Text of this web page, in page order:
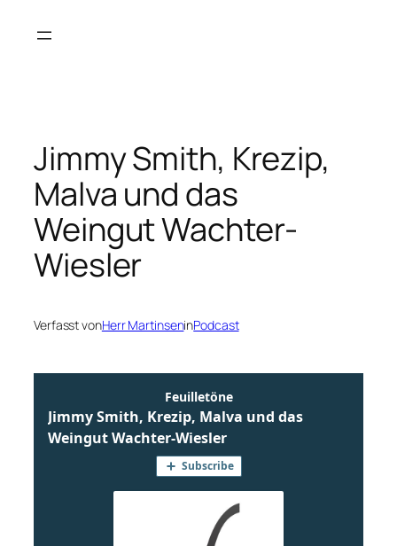
Inhalt
Jimmy Smith, Krezip,
Malva und das
Weingut Wachter-
Wiesler
Verfasst vonHerr MartinseninPodcast